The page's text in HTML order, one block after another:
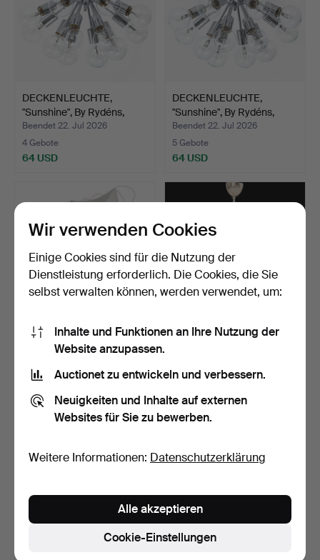
DECKENLEUCHTE,
"Sunshine", By Rydéns,
Gest…
Beendet 22. Jul 2026
4 Gebote
64 USD
DECKENLEUCHTE,
"Sunshine", By Rydéns,
Gest…
Beendet 22. Jul 2026
5 Gebote
64 USD
DECKENLEUCHTE,
"Patata", Modell LA 174, Al…
1 Gebot
32 USD
DECKENLEUCHTE,
85 USD
Wir verwenden Cookies
Einige Cookies sind für die Nutzung der
Dienstleistung erforderlich. Die Cookies, die Sie
selbst verwalten können, werden verwendet, um:
Inhalte und Funktionen an Ihre Nutzung der
Website anzupassen.
Auctionet zu entwickeln und verbessern.
Neuigkeiten und Inhalte auf externen
Websites für Sie zu bewerben.
Weitere Informationen: Datenschutzerklärung
Cookie-Einstellungen
Alle akzeptieren